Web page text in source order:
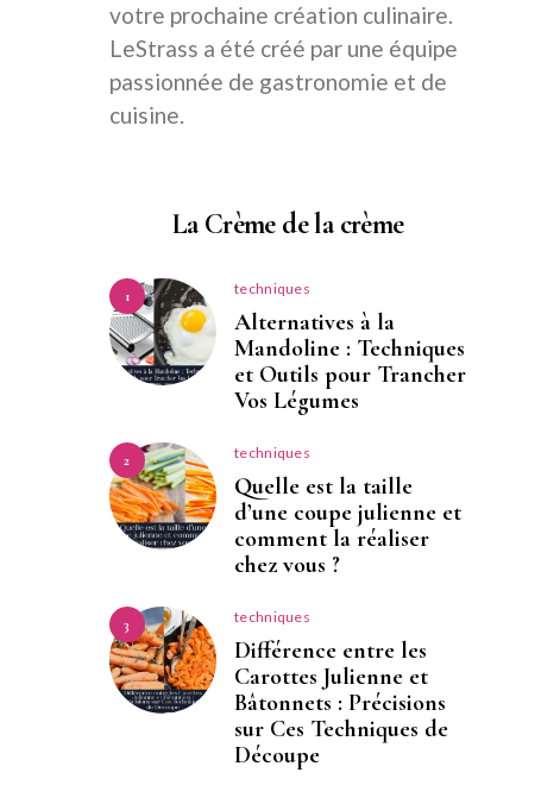
votre prochaine création culinaire.
LeStrass a été créé par une équipe
passionnée de gastronomie et de
cuisine.
La Crème de la crème
1 techniques
Alternatives à la
Mandoline : Techniques
et Outils pour Trancher
Vos Légumes
2 techniques
Quelle est la taille
d’une coupe julienne et
comment la réaliser
chez vous ?
3 techniques
Différence entre les
Carottes Julienne et
Bâtonnets : Précisions
sur Ces Techniques de
Découpe